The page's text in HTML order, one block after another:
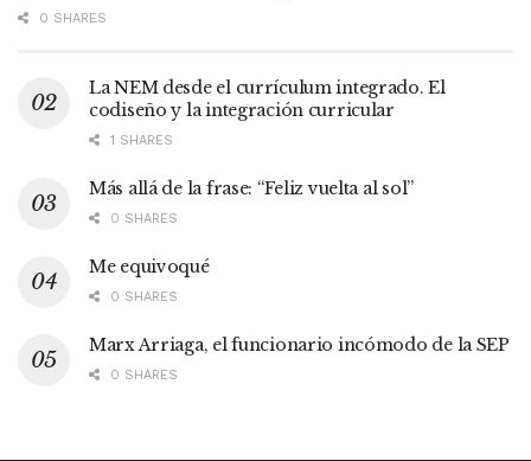
0 SHARES
La NEM desde el currículum integrado. El
codiseño y la integración curricular
1 SHARES
Más allá de la frase: “Feliz vuelta al sol”
0 SHARES
Me equivoqué
0 SHARES
Marx Arriaga, el funcionario incómodo de la SEP
0 SHARES